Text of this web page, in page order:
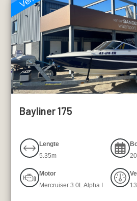
Bayliner 175
Lengte
5.35m
Motor
Mercruiser 3.0L Alpha I